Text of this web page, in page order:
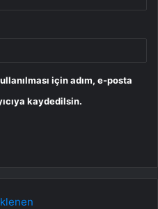
için adım, e-posta
kaydedilsin.